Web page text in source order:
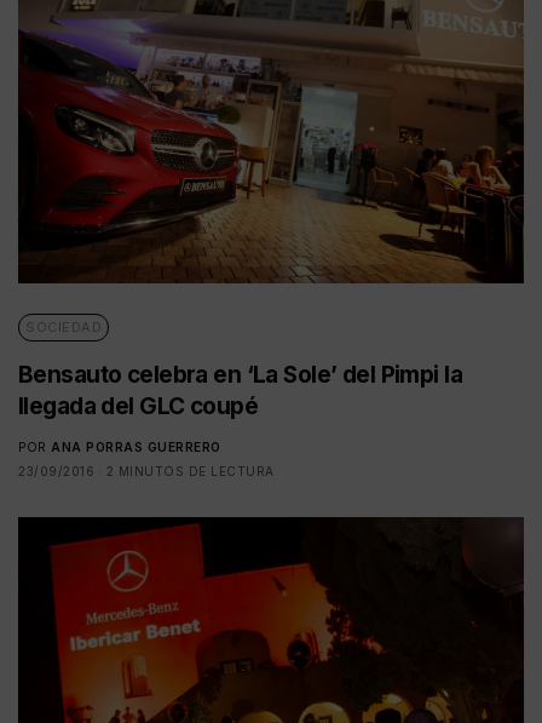
SOCIEDAD
Bensauto celebra en ‘La Sole’ del Pimpi la
llegada del GLC coupé
POR ANA PORRAS GUERRERO
23/09/2016
2 MINUTOS DE LECTURA